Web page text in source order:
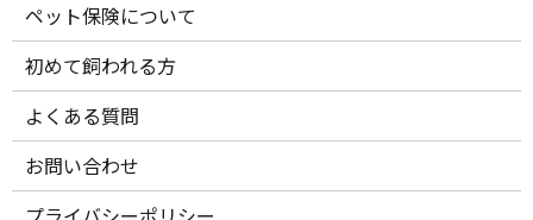
ペット保険について
初めて飼われる方
よくある質問
お問い合わせ